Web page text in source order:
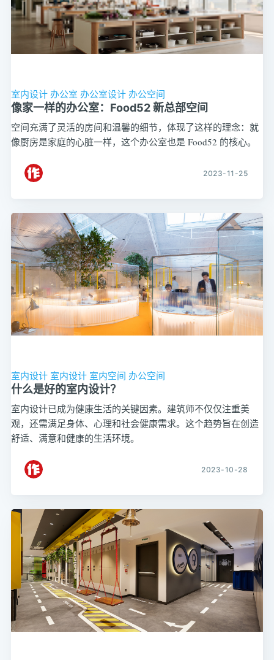
室内设计 办公室 办公室设计 办公空间
像家一样的办公室：Food52 新总部空间
空间充满了灵活的房间和温馨的细节，体现了这样的理念：就
像厨房是家庭的心脏一样，这个办公室也是 Food52 的核心。
2023-11-25
室内设计 室内设计 室内空间 办公空间
什么是好的室内设计？
室内设计已成为健康生活的关键因素。建筑师不仅仅注重美
观，还需满足身体、心理和社会健康需求。这个趋势旨在创造
舒适、满意和健康的生活环境。
2023-10-28